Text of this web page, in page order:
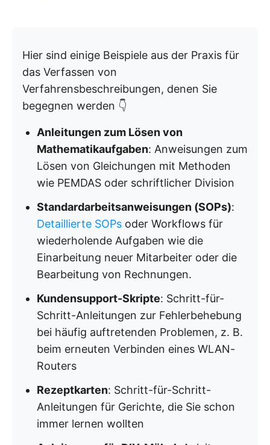
Hier sind einige Beispiele aus der Praxis für
das Verfassen von
Verfahrensbeschreibungen, denen Sie
begegnen werden 👇
Anleitungen zum Lösen von
Mathematikaufgaben: Anweisungen zum
Lösen von Gleichungen mit Methoden
wie PEMDAS oder schriftlicher Division
Standardarbeitsanweisungen (SOPs):
Detaillierte SOPs oder Workflows für
wiederholende Aufgaben wie die
Einarbeitung neuer Mitarbeiter oder die
Bearbeitung von Rechnungen.
Kundensupport-Skripte: Schritt-für-
Schritt-Anleitungen zur Fehlerbehebung
bei häufig auftretenden Problemen, z. B.
beim erneuten Verbinden eines WLAN-
Routers
Rezeptkarten: Schritt-für-Schritt-
Anleitungen für Gerichte, die Sie schon
immer lernen wollten